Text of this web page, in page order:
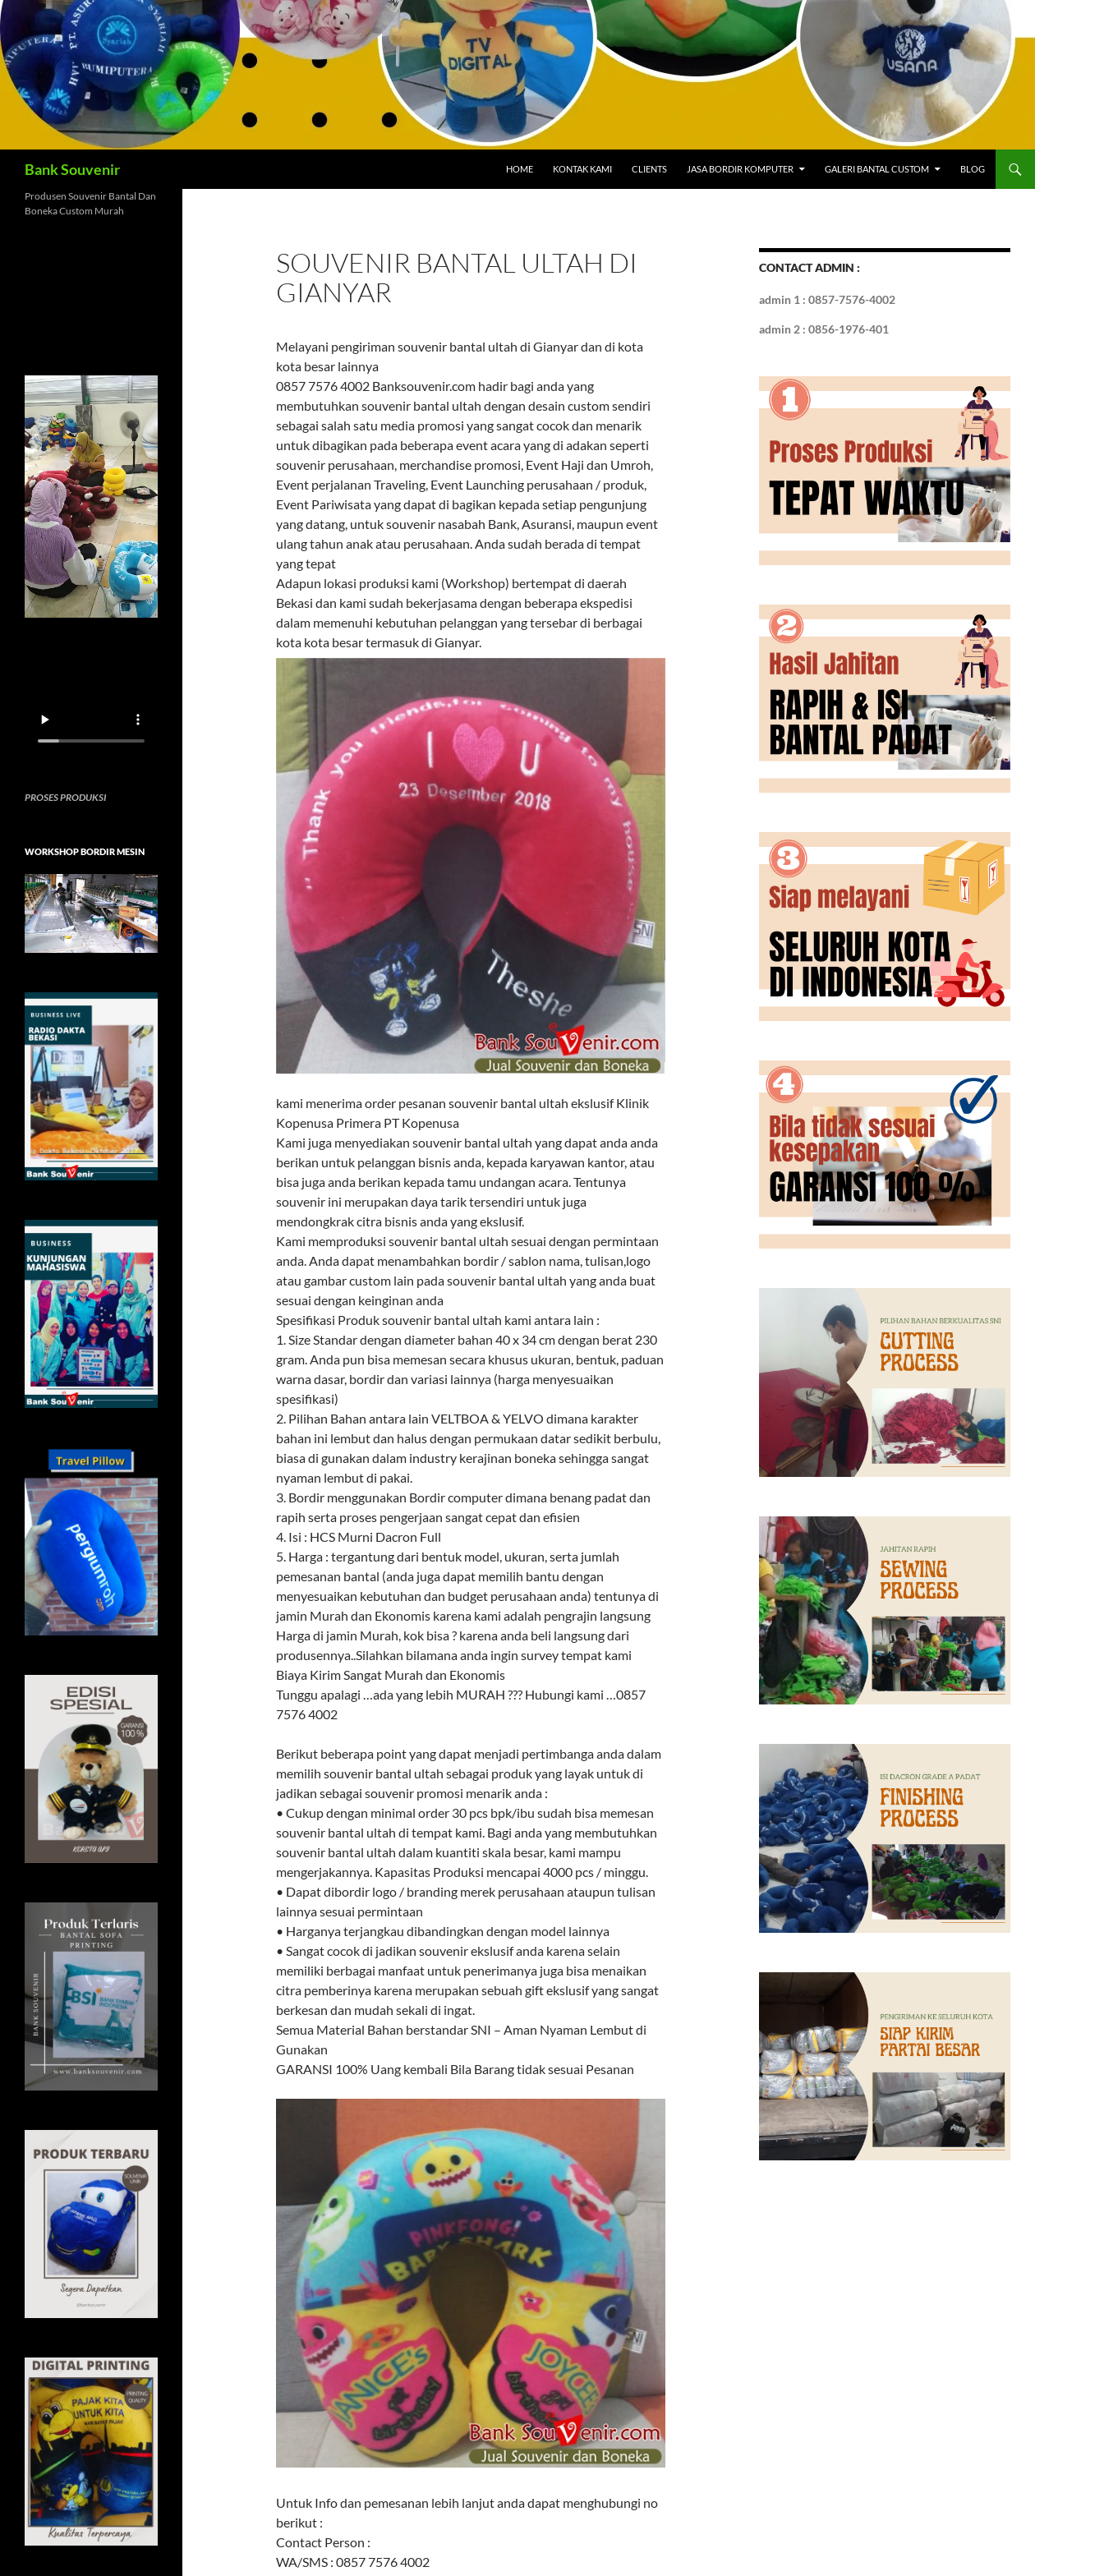
Bank Souvenir HOME KONTAK KAMI CLIENTS JASA BORDIR KOMPUTER GALERI BANTAL CUSTOM BLOG
SOUVENIR BANTAL ULTAH DI
GIANYAR
Melayani pengiriman souvenir bantal ultah di Gianyar dan di kota
kota besar lainnya
0857 7576 4002 Banksouvenir.com hadir bagi anda yang
membutuhkan souvenir bantal ultah dengan desain custom sendiri
sebagai salah satu media promosi yang sangat cocok dan menarik
untuk dibagikan pada beberapa event acara yang di adakan seperti
souvenir perusahaan, merchandise promosi, Event Haji dan Umroh,
Event perjalanan Traveling, Event Launching perusahaan / produk,
Event Pariwisata yang dapat di bagikan kepada setiap pengunjung
yang datang, untuk souvenir nasabah Bank, Asuransi, maupun event
ulang tahun anak atau perusahaan. Anda sudah berada di tempat
yang tepat
Adapun lokasi produksi kami (Workshop) bertempat di daerah
Bekasi dan kami sudah bekerjasama dengan beberapa ekspedisi
dalam memenuhi kebutuhan pelanggan yang tersebar di berbagai
kota kota besar termasuk di Gianyar.
kami menerima order pesanan souvenir bantal ultah ekslusif Klinik
Kopenusa Primera PT Kopenusa
Kami juga menyediakan souvenir bantal ultah yang dapat anda anda
berikan untuk pelanggan bisnis anda, kepada karyawan kantor, atau
bisa juga anda berikan kepada tamu undangan acara. Tentunya
souvenir ini merupakan daya tarik tersendiri untuk juga
mendongkrak citra bisnis anda yang ekslusif.
Kami memproduksi souvenir bantal ultah sesuai dengan permintaan
anda. Anda dapat menambahkan bordir / sablon nama, tulisan,logo
atau gambar custom lain pada souvenir bantal ultah yang anda buat
sesuai dengan keinginan anda
Spesifikasi Produk souvenir bantal ultah kami antara lain :
1. Size Standar dengan diameter bahan 40 x 34 cm dengan berat 230
gram. Anda pun bisa memesan secara khusus ukuran, bentuk, paduan
warna dasar, bordir dan variasi lainnya (harga menyesuaikan
spesifikasi)
2. Pilihan Bahan antara lain VELTBOA & YELVO dimana karakter
bahan ini lembut dan halus dengan permukaan datar sedikit berbulu,
biasa di gunakan dalam industry kerajinan boneka sehingga sangat
nyaman lembut di pakai.
3. Bordir menggunakan Bordir computer dimana benang padat dan
rapih serta proses pengerjaan sangat cepat dan efisien
4. Isi : HCS Murni Dacron Full
5. Harga : tergantung dari bentuk model, ukuran, serta jumlah
pemesanan bantal (anda juga dapat memilih bantu dengan
menyesuaikan kebutuhan dan budget perusahaan anda) tentunya di
jamin Murah dan Ekonomis karena kami adalah pengrajin langsung
Harga di jamin Murah, kok bisa ? karena anda beli langsung dari
produsennya..Silahkan bilamana anda ingin survey tempat kami
Biaya Kirim Sangat Murah dan Ekonomis
Tunggu apalagi …ada yang lebih MURAH ??? Hubungi kami …0857
7576 4002
Berikut beberapa point yang dapat menjadi pertimbanga anda dalam
memilih souvenir bantal ultah sebagai produk yang layak untuk di
jadikan sebagai souvenir promosi menarik anda :
• Cukup dengan minimal order 30 pcs bpk/ibu sudah bisa memesan
souvenir bantal ultah di tempat kami. Bagi anda yang membutuhkan
souvenir bantal ultah dalam kuantiti skala besar, kami mampu
mengerjakannya. Kapasitas Produksi mencapai 4000 pcs / minggu.
• Dapat dibordir logo / branding merek perusahaan ataupun tulisan
lainnya sesuai permintaan
• Harganya terjangkau dibandingkan dengan model lainnya
• Sangat cocok di jadikan souvenir ekslusif anda karena selain
memiliki berbagai manfaat untuk penerimanya juga bisa menaikan
citra pemberinya karena merupakan sebuah gift ekslusif yang sangat
berkesan dan mudah sekali di ingat.
Semua Material Bahan berstandar SNI – Aman Nyaman Lembut di
Gunakan
GARANSI 100% Uang kembali Bila Barang tidak sesuai Pesanan
Untuk Info dan pemesanan lebih lanjut anda dapat menghubungi no
berikut :
Contact Person :
WA/SMS : 0857 7576 4002
CONTACT ADMIN :
admin 1 : 0857-7576-4002
admin 2 : 0856-1976-401
Produsen Souvenir Bantal Dan
Boneka Custom Murah
PROSES PRODUKSI
WORKSHOP BORDIR MESIN